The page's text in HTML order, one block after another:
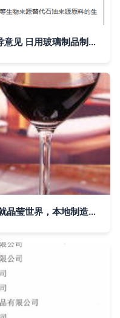
关于推动轻工业高质量发展的指导意见 日用玻璃制品制造的转型路径
山西榆社仁和玻璃器皿厂 匠心铸就晶莹世界，本地制造点亮品质生活